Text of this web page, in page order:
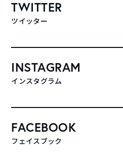
TWITTER
ツイッター
INSTAGRAM
インスタグラム
FACEBOOK
フェイスブック